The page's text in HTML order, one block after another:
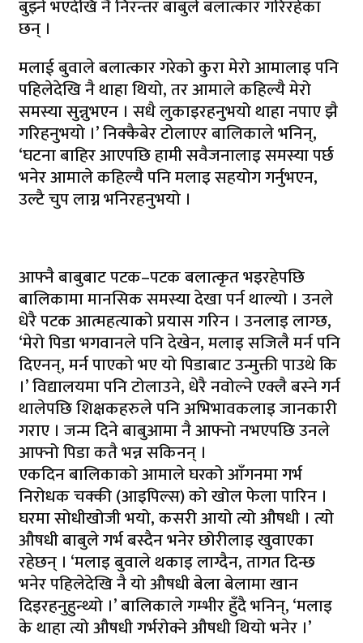
बुझ्ने भएदेखि नै निरन्तर बाबुले बलात्कार गरिरहेका
छन् ।
मलाई बुवाले बलात्कार गरेको कुरा मेरो आमालाइ पनि
पहिलेदेखि नै थाहा थियो, तर आमाले कहिल्यै मेरो
समस्या सुन्नुभएन । सधै लुकाइरहनुभयो थाहा नपाए झै
गरिहनुभयो ।’ निक्कैबेर टोलाएर बालिकाले भनिन्,
‘घटना बाहिर आएपछि हामी सवैजनालाइ समस्या पर्छ
भनेर आमाले कहिल्यै पनि मलाइ सहयोग गर्नुभएन,
उल्टै चुप लाग्न भनिरहनुभयो ।
आफ्नै बाबुबाट पटक–पटक बलात्कृत भइरहेपछि
बालिकामा मानसिक समस्या देखा पर्न थाल्यो । उनले
धेरै पटक आत्महत्याको प्रयास गरिन । उनलाइ लाग्छ,
‘मेरो पिडा भगवानले पनि देखेन, मलाइ सजिलै मर्न पनि
दिएनन्, मर्न पाएको भए यो पिडाबाट उन्मुक्ती पाउथे कि
।’ विद्यालयमा पनि टोलाउने, धेरै नवोल्ने एक्लै बस्ने गर्न
थालेपछि शिक्षकहरुले पनि अभिभावकलाइ जानकारी
गराए । जन्म दिने बाबुआमा नै आफ्नो नभएपछि उनले
आफ्नो पिडा कतै भन्न सकिनन् ।
एकदिन बालिकाको आमाले घरको आँगनमा गर्भ
निरोधक चक्की (आइपिल्स) को खोल फेला पारिन ।
घरमा सोधीखोजी भयो, कसरी आयो त्यो औषधी । त्यो
औषधी बाबुले गर्भ बस्दैन भनेर छोरीलाइ खुवाएका
रहेछन् । ‘मलाइ बुवाले थकाइ लाग्दैन, तागत दिन्छ
भनेर पहिलेदेखि नै यो औषधी बेला बेलामा खान
दिइरहनुहुन्थ्यो ।’ बालिकाले गम्भीर हुँदै भनिन्, ‘मलाइ
के थाहा त्यो औषधी गर्भरोक्ने औषधी थियो भनेर ।’